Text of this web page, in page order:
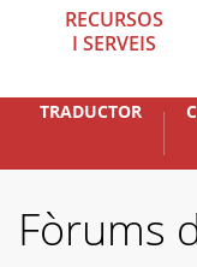
RECURSOS
I SERVEIS
TRADUCTOR
Fòrums